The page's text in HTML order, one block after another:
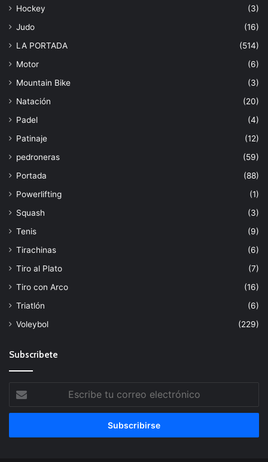
Hockey
(3)
Judo
(16)
LA PORTADA
(514)
Motor
(6)
Mountain Bike
(3)
Natación
(20)
Padel
(4)
Patinaje
(12)
pedroneras
(59)
Portada
(88)
Powerlifting
(1)
Squash
(3)
Tenis
(9)
Tirachinas
(6)
Tiro al Plato
(7)
Tiro con Arco
(16)
Triatlón
(6)
Voleybol
(229)
Subscribete
tu
correo